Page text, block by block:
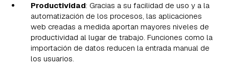
Productividad: Gracias a su facilidad de uso y a la
automatización de los procesos, las aplicaciones
web creadas a medida aportan mayores niveles de
productividad al lugar de trabajo. Funciones como la
importación de datos reducen la entrada manual de
los usuarios.